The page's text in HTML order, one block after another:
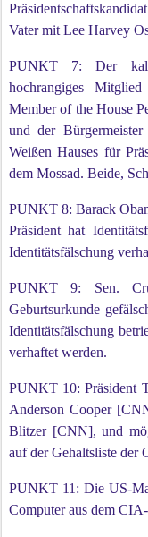
Vater mit Lee Harvey
PUNKT 7: Der
hochrangiges Mitglied
Member of the House
und der
Weißen Hauses für
dem Mossad. Beide,
PUNKT 8: Barack
Präsident hat
Identitätsfälschung
PUNKT 9: Sen.
Geburtsurkunde
Identitätsfälschung
verhaftet werden.
PUNKT 10: Präsident
Anderson Cooper
Blitzer [CNN], und
auf der Gehaltsliste der
PUNKT 11: Die US-
Computer aus dem